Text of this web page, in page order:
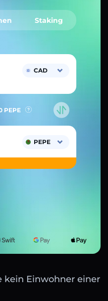
Staking
CAD
PEPE
PEPE
kein Einwohner einer